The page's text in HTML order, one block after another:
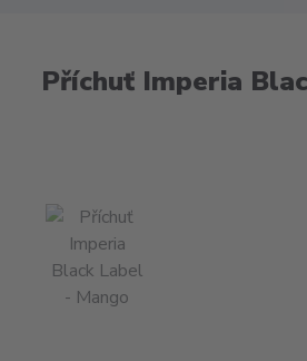
Příchuť Imperia